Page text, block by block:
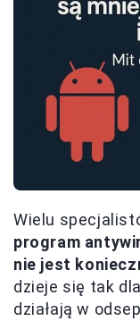
Wielu
program
nie jest
dzieje się tak
działają w